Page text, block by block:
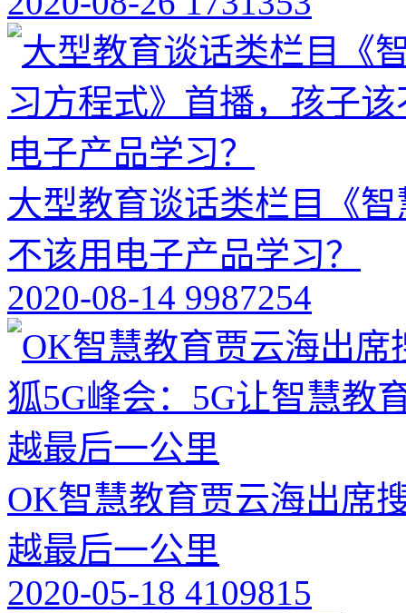
大型教育谈话类栏目《
不该用电子产品学习？
2020-08-14 9987254
OK智慧教育贾云海出席
越最后一公里
2020-05-18 4109815